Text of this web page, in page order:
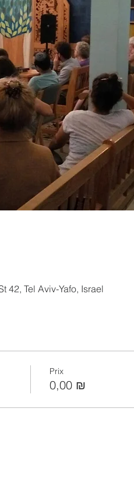
42, Tel Aviv-Yafo, Israel
Prix
0,00 ₪